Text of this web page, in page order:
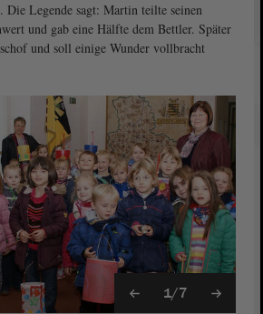
Die Legende sagt: Martin teilte seinen
und gab eine Hälfte dem Bettler. Später
und soll einige Wunder vollbracht
1/7